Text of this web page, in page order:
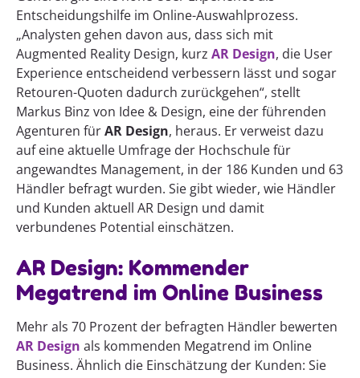
Entscheidungshilfe im Online-Auswahlprozess.
„Analysten gehen davon aus, dass sich mit
Augmented Reality Design, kurz AR Design, die User
Experience entscheidend verbessern lässt und sogar
Retouren-Quoten dadurch zurückgehen“, stellt
Markus Binz von Idee & Design, eine der führenden
Agenturen fürAR Design, heraus. Er verweist dazu
auf eine aktuelle Umfrage der Hochschule für
angewandtes Management, in der 186 Kunden und 63
Händler befragt wurden. Sie gibt wieder, wie Händler
und Kunden aktuell AR Design und damit
verbundenes Potential einschätzen.
AR Design: Kommender
Megatrend im Online Business
Mehr als 70 Prozent der befragten Händler bewerten
AR Design als kommenden Megatrend im Online
Business. Ähnlich die Einschätzung der Kunden: Sie